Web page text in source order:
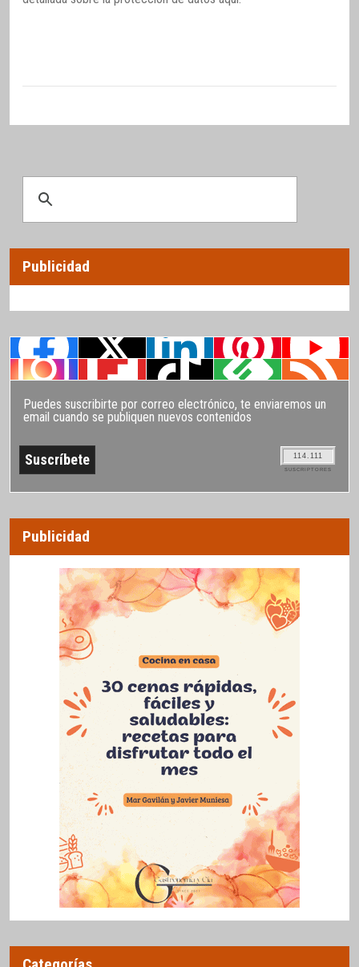
Publicidad
Puedes suscribirte por correo electrónico, te enviaremos un
email cuando se publiquen nuevos contenidos
114.111
SUSCRIPTORES
Publicidad